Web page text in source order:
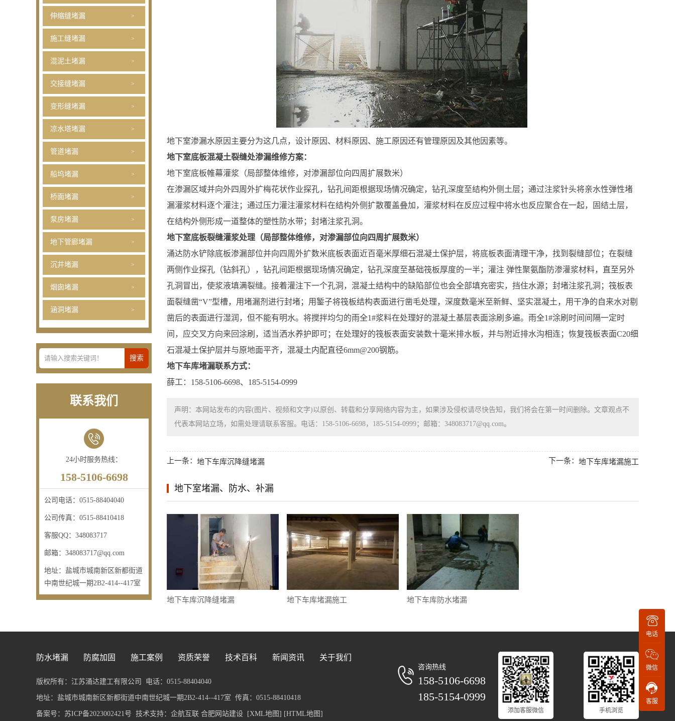
伸缩缝堵漏
施工缝堵漏
混泥土堵漏
交接缝堵漏
变形缝堵漏
凉水塔堵漏
管道堵漏
船坞堵漏
桥面堵漏
泵房堵漏
地下管廊堵漏
沉井堵漏
烟囱堵漏
涵洞堵漏
联系我们
24小时服务热线：
158-5106-6698
公司电话： 0515-88404040
公司传真： 0515-88410418
客服QQ： 348083717
邮箱： 348083717@qq.com
地址： 盐城市城南新区新都街道
中南世纪城一期2B2-414--417室
地下室渗漏水原因主要分为这几点，设计原因、材料原因、施工原因还有管理原因及其他因素等。
地下室底板混凝土裂缝处渗漏维修方案：
地下室底板帷幕灌浆（局部整体维修，对渗漏部位向四周扩展数米）
在渗漏区域并向外四周外扩梅花状作业探孔，钻孔间距根据现场情况确定，钻孔深度至结构外侧土层；通过注浆针头将亲水性弹性堵
漏灌浆材料逐个灌注；通过压力灌注灌浆材料在结构外侧扩散覆盖叠加，灌浆材料在反应过程中将水也反应聚合在一起，固结土层，
在结构外侧形成一道整体的塑性防水带；封堵注浆孔洞。
地下室底板裂缝灌浆处理（局部整体维修，对渗漏部位向四周扩展数米）
涌达防水铲除底板渗漏部位并向四周外扩数米底板表面近百毫米厚细石混凝土保护层，将底板表面清理干净，找到裂缝部位；在裂缝
两侧作业探孔（钻斜孔），钻孔间距根据现场情况确定，钻孔深度至基础筏板厚度的一半；灌注 弹性聚氨酯防渗灌浆材料，直至另外
孔洞冒出，使浆液填满裂缝。接着灌注下一个孔洞，混凝土结构中的缺陷部位也会全部填充密实，挡住水源；封堵注浆孔洞；筏板表
面裂缝凿“V”型槽，用堵漏剂进行封堵；用錾子将筏板结构表面进行凿毛处理，深度数毫米至新鲜、坚实混凝土，用干净的自来水对剔
凿后的表面进行湿润，但不能有明水。将搅拌均匀的雨全1#浆料在处理好的混凝土基层表面涂刷多遍。雨全1#涂刷时间间隔一定时
间，应交叉方向来回涂刷，适当洒水养护即可；在处理好的筏板表面安装数十毫米排水板，并与附近排水沟相连；恢复筏板表面C20细
石混凝土保护层并与原地面平齐，混凝土内配直径6mm@200钢筋。
地下车库堵漏联系方式：
薛工：158-5106-6698、185-5154-0999
声明：本网站发布的内容(图片、视频和文字)以原创、转载和分享网络内容为主，如果涉及侵权请尽快告知，我们将会在第一时间删除。文章观点不
代表本网站立场，如需处理请联系客服。电话：158-5106-6698，185-5154-0999；邮箱：348083717@qq.com。
上一条： 地下车库沉降缝堵漏 下一条： 地下车库堵漏施工
地下室堵漏、防水、补漏
地下车库沉降缝堵漏 地下车库堵漏施工 地下车库防水堵漏
防水堵漏 防腐加固 施工案例 资质荣誉 技术百科 新闻资讯 关于我们
版权所有：江苏涌达建工有限公司 电话：0515-88404040
地址：盐城市城南新区新都街道中南世纪城一期2B2-414--417室 传真：0515-88410418
备案号： 苏ICP备2023002421号 技术支持：企航互联 合肥网站建设 [XML地图] [HTML地图]
咨询热线
158-5106-6698
185-5154-0999
添加客服微信 手机浏览
电话
微信
客服